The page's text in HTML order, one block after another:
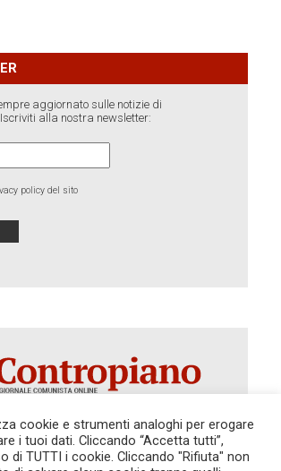
aggiornato sulle notizie di
alla nostra newsletter:
policy del sito
del Tribunale di Roma 286 del 31
cookie e strumenti analoghi per erogare
i tuoi dati. Cliccando “Accetta tutti”,
di TUTTI i cookie. Cliccando "Rifiuta" non